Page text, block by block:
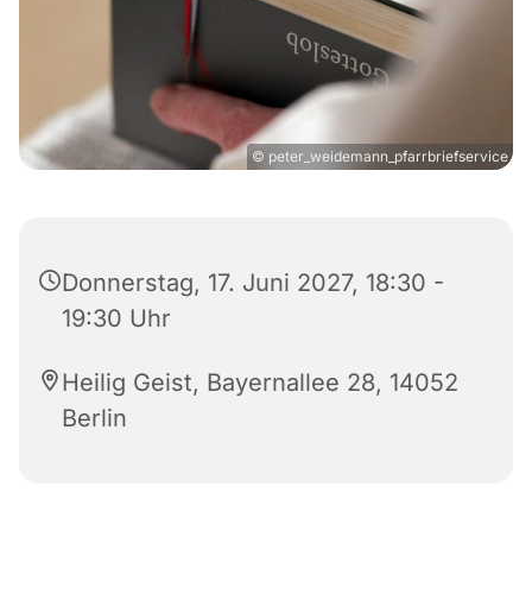
© peter_weidemann_pfarrbriefservice
Donnerstag, 17. Juni 2027, 18:30 -
19:30 Uhr
Heilig Geist, Bayernallee 28, 14052
Berlin